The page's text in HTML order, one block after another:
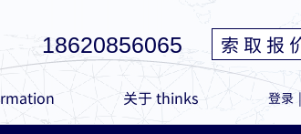
18620856065
登录 |
索 取 报
关于 thinks